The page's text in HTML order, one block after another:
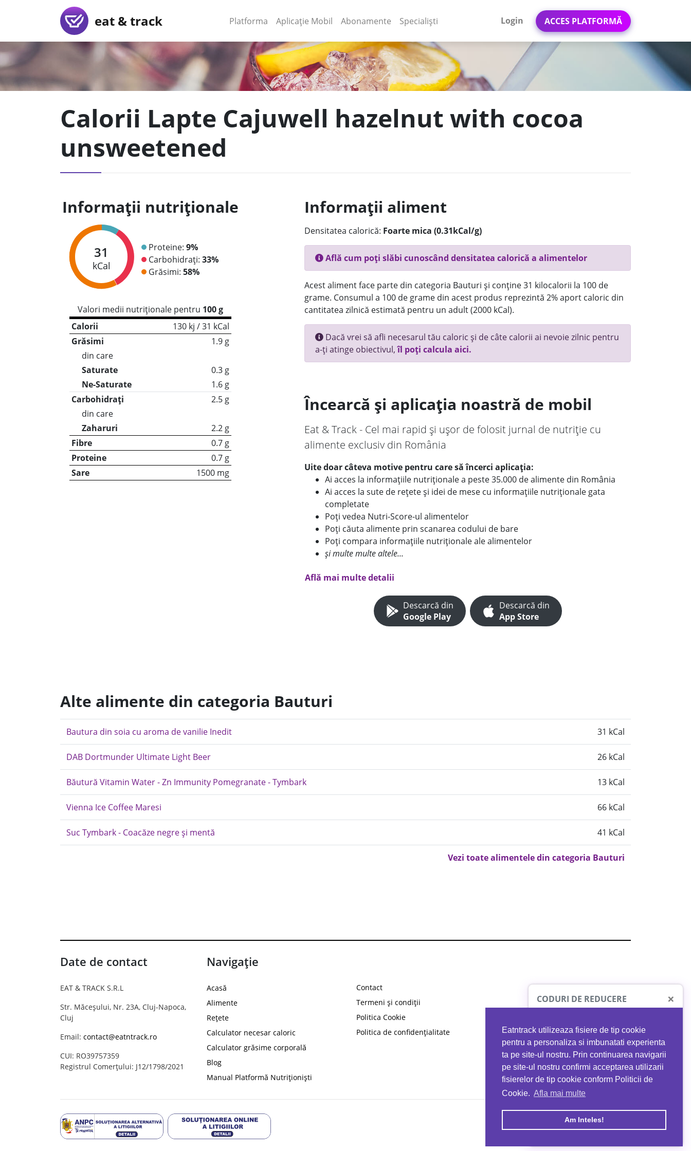
Eatntrack utilizeaza fisiere de tip cookie
pentru a personaliza si imbunatati experienta
ta pe site-ul nostru. Prin continuarea navigarii
pe site-ul nostru confirmi acceptarea utilizarii
fisierelor de tip cookie conform Politicii de
Cookie. Afla mai multe
Am Inteles!
eat & track Platforma (current)
Aplicație Mobil (current)
Abonamente Specialiști Login ACCES PLATFORMĂ
Calorii Lapte Cajuwell hazelnut with cocoa
unsweetened
Informații nutriționale
31
kCal
Proteine: 9%
Carbohidrați: 33%
Grăsimi: 58%
Valori medii nutriționale pentru 100 g
Calorii
130 kj / 31 kCal
Grăsimi
1.9 g
din care
Saturate
0.3 g
Ne-Saturate
1.6 g
Carbohidrați
2.5 g
din care
Zaharuri
2.2 g
Fibre
0.7 g
Proteine
0.7 g
Sare
1500 mg
Informații aliment
Densitatea calorică: Foarte mica (0.31kCal/g)
Află cum poți slăbi cunoscând densitatea calorică a alimentelor
Acest aliment face parte din categoria Bauturi și conține 31 kilocalorii la 100 de
grame. Consumul a 100 de grame din acest produs reprezintă 2% aport caloric din
cantitatea zilnică estimată pentru un adult (2000 kCal).
Dacă vrei să afli necesarul tău caloric și de câte calorii ai nevoie zilnic pentru
a-ți atinge obiectivul,îl poți calcula aici.
Încearcă și aplicația noastră de mobil
Eat & Track - Cel mai rapid și ușor de folosit jurnal de nutriție cu
alimente exclusiv din România
Uite doar câteva motive pentru care să încerci aplicația:
Ai acces la informațiile nutriționale a peste 35.000 de alimente din România
Ai acces la sute de rețete și idei de mese cu informațiile nutriționale gata
completate
Poți vedea Nutri-Score-ul alimentelor
Poți căuta alimente prin scanarea codului de bare
Poți compara informațiile nutriționale ale alimentelor
și multe multe altele...
Află mai multe detalii
Descarcă din
Google Play
Descarcă din
App Store
Alte alimente din categoria Bauturi
Bautura din soia cu aroma de vanilie Inedit 31 kCal
DAB Dortmunder Ultimate Light Beer 26 kCal
Băutură Vitamin Water - Zn Immunity Pomegranate - Tymbark 13 kCal
Vienna Ice Coffee Maresi 66 kCal
Suc Tymbark - Coacăze negre și mentă 41 kCal
Vezi toate alimentele din categoria Bauturi
Date de contact
EAT & TRACK S.R.L
Str. Măceșului, Nr. 23A, Cluj-Napoca,
Cluj
Email: contact@eatntrack.ro
CUI: RO39757359
Registrul Comerțului: J12/1798/2021
Navigație
Acasă
Alimente
Rețete
Calculator necesar caloric
Calculator grăsime corporală
Blog
Manual Platformă Nutriționiști
Contact
Termeni și condiții
Politica Cookie
Politica de confidențialitate
CODURI DE REDUCERE ×
PROTO41
reducere la orice comandă
EATNTRACK
MYPROTEIN
Ai40%reducere la orice comandă
folosind codul EATTRACK